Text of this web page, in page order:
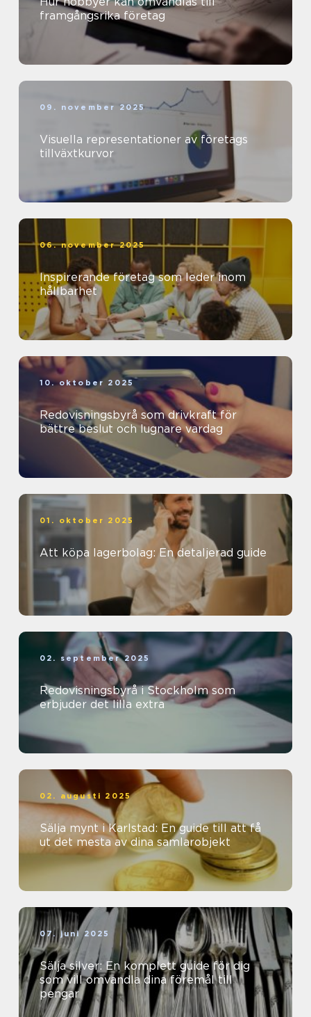
framgångsrika företag
09. november 2025
Visuella representationer av företags
tillväxtkurvor
06. november 2025
Inspirerande företag som leder inom
hållbarhet
10. oktober 2025
Redovisningsbyrå som drivkraft för
bättre beslut och lugnare vardag
01. oktober 2025
Att köpa lagerbolag: En detaljerad guide
02. september 2025
Redovisningsbyrå i Stockholm som
erbjuder det lilla extra
02. augusti 2025
Sälja mynt i Karlstad: En guide till att få
ut det mesta av dina samlarobjekt
07. juni 2025
Sälja silver: En komplett guide för dig
som vill omvandla dina föremål till
pengar